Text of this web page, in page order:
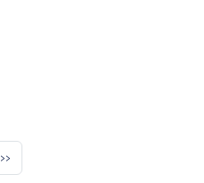
Następna strona
››